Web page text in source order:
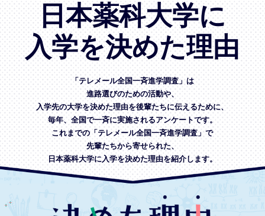
日本薬科大学に
入学を決めた理由
「テレメール全国一斉進学調査」は
進路選びのための活動や、
入学先の大学を決めた理由を後輩たちに伝えるために、
毎年、全国で一斉に実施されるアンケートです。
これまでの「テレメール全国一斉進学調査」で
先輩たちから寄せられた、
日本薬科大学に入学を決めた理由を紹介します。